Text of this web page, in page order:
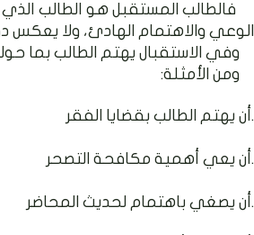
فالطالب المستقبل هو الطالب
الوعي والاهتمام الهادئ، ولا
وفي الاستقبال يهتم الطالب بما
ومن الأمثلة:
أن يهتم الطالب بقضايا الفقر.
أن يعي أهمية مكافحة التصحر.
أن يصغي باهتمام لحديث المحاضر.